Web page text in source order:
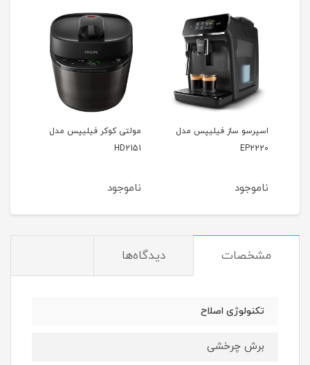
اسپرسو ساز فیلیپس مدل
EP2220
ناموجود
مولتی کوکر فیلیپس مدل
HD2151
ناموجود
مشخصات دیدگاه‌ها
تکنولوژی اصلاح
برش چرخشی